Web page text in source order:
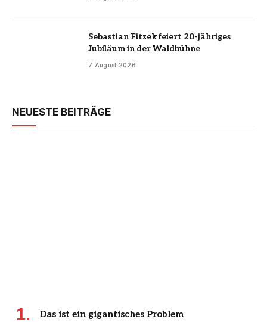
Sebastian Fitzek feiert 20-jähriges
Jubiläum in der Waldbühne
7 August 2026
NEUESTE BEITRÄGE
Das ist ein gigantisches Problem